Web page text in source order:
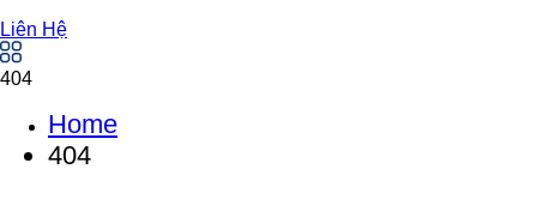
Liên Hệ
404
Home
404